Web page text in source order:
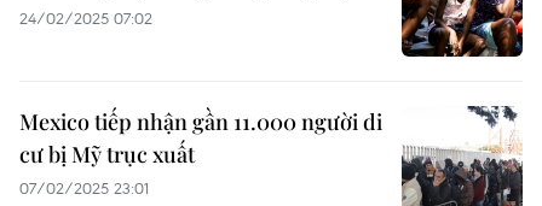
24/02/2025 07:02
Mexico tiếp nhận gần 11.000 người di
cư bị Mỹ trục xuất
07/02/2025 23:01